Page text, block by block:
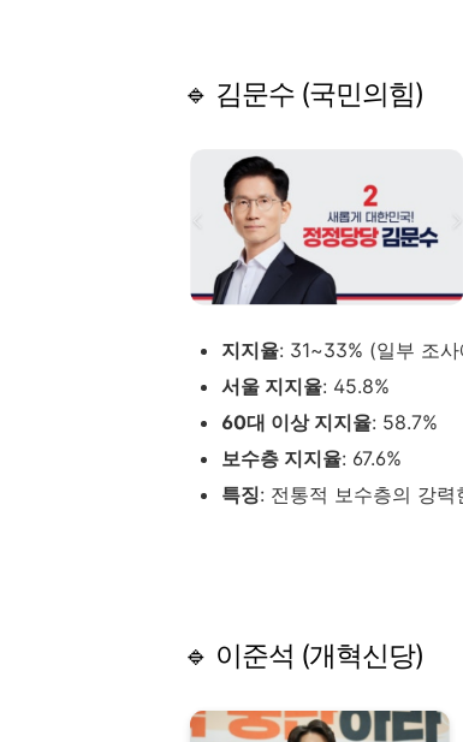
🔹 김문수 (국민의힘)
지지율: 31~33% (일부 조
서울 지지율: 45.8%
60대 이상 지지율: 58.7%
보수층 지지율: 67.6%
특징: 전통적 보수층의 강력
🔹 이준석 (개혁신당)